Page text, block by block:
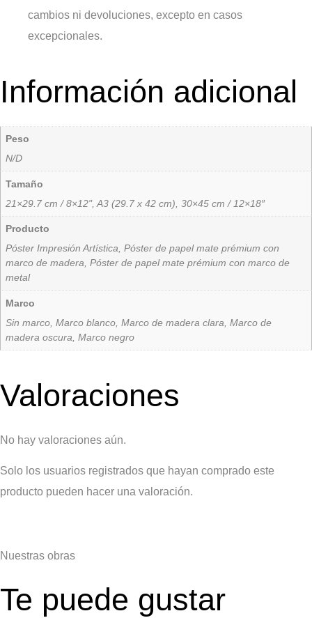
cambios ni devoluciones, excepto en casos
excepcionales.
Información adicional
Peso
N/D
Tamaño
21×29.7 cm / 8×12", A3 (29.7 x 42 cm), 30×45 cm / 12×18″
Producto
Póster Impresión Artística, Póster de papel mate prémium con
marco de madera, Póster de papel mate prémium con marco de
metal
Marco
Sin marco, Marco blanco, Marco de madera clara, Marco de
madera oscura, Marco negro
Valoraciones
No hay valoraciones aún.
Solo los usuarios registrados que hayan comprado este
producto pueden hacer una valoración.
Nuestras obras
Te puede gustar